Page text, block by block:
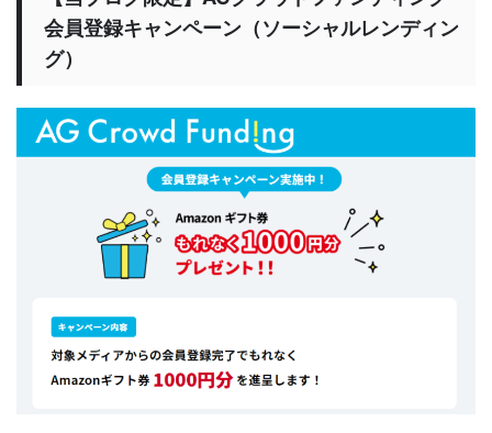
会員登録キャンペーン（ソーシャルレンディン
グ）